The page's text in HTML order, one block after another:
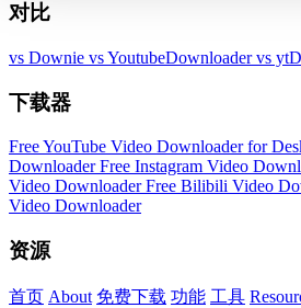
对比
vs Downie vs YoutubeDownloadervs
下载器
Free YouTube Video Downloader for
DownloaderFree Instagram Video
Video DownloaderFree Bilibili Video
Video Downloader
资源
首页 About 免费下载 功能 工具